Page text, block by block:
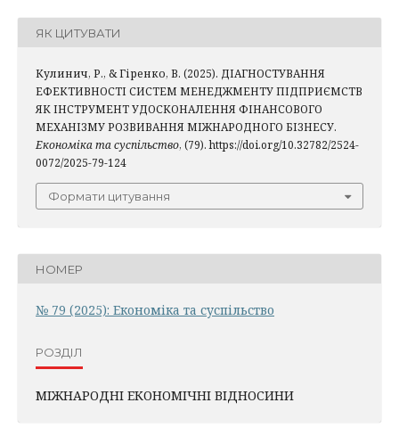
ЯК ЦИТУВАТИ
Кулинич, Р., & Гіренко, В. (2025). ДІАГНОСТУВАННЯ
ЕФЕКТИВНОСТІ СИСТЕМ МЕНЕДЖМЕНТУ ПІДПРИЄМСТВ
ЯК ІНСТРУМЕНТ УДОСКОНАЛЕННЯ ФІНАНСОВОГО
МЕХАНІЗМУ РОЗВИВАННЯ МІЖНАРОДНОГО БІЗНЕСУ.
Економіка та суспільство, (79). https://doi.org/10.32782/2524-
0072/2025-79-124
Формати цитування
НОМЕР
№ 79 (2025): Економіка та суспільство
РОЗДІЛ
МІЖНАРОДНІ ЕКОНОМІЧНІ ВІДНОСИНИ